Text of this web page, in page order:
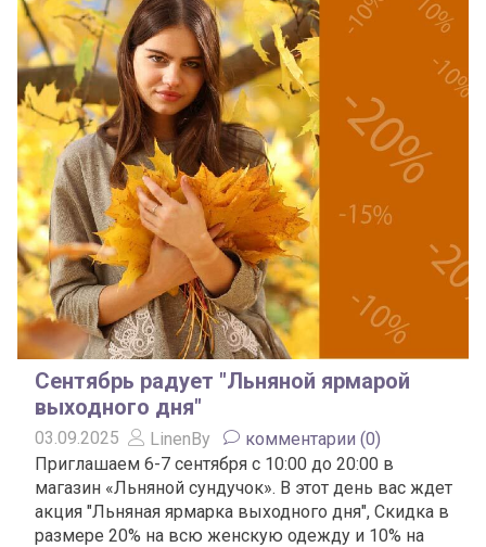
Сентябрь радует "Льняной ярмарой
выходного дня"
03.09.2025 LinenBy
комментарии (0)
Приглашаем 6-7 сентября с 10:00 до 20:00 в
магазин «Льняной сундучок». В этот день вас ждет
акция "Льняная ярмарка выходного дня", Скидка в
размере 20% на всю женскую одежду и 10% на